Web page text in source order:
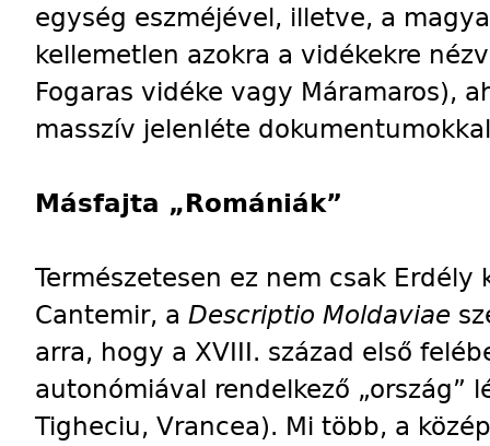
egység eszméjével, illetve, a
kellemetlen azokra a vidékekre
Fogaras vidéke vagy Máramaros),
masszív jelenléte
Másfajta „Romániák”
Természetesen ez nem csak Erdély
Cantemir, a Descriptio Moldaviae
arra, hogy a XVIII. század első
autonómiával rendelkező „ország”
Tigheciu, Vrancea). Mi több, a